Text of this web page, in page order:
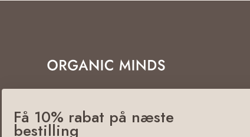
Det er nemt at være naturlig
Få 10% rabat på næste
bestilling